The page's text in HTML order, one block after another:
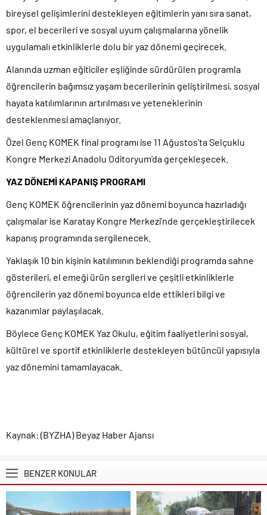
bireysel gelişimlerini destekleyen eğitimlerin yanı sıra sanat,
spor, el becerileri ve sosyal uyum çalışmalarına yönelik
uygulamalı etkinliklerle dolu bir yaz dönemi geçirecek.
Alanında uzman eğiticiler eşliğinde sürdürülen programla
öğrencilerin bağımsız yaşam becerilerinin geliştirilmesi, sosyal
hayata katılımlarının artırılması ve yeteneklerinin
desteklenmesi amaçlanıyor.
Özel Genç KOMEK final programı ise 11 Ağustos’ta Selçuklu
Kongre Merkezi Anadolu Oditoryum’da gerçekleşecek.
YAZ DÖNEMİ KAPANIŞ PROGRAMI
Genç KOMEK öğrencilerinin yaz dönemi boyunca hazırladığı
çalışmalar ise Karatay Kongre Merkezi’nde gerçekleştirilecek
kapanış programında sergilenecek.
Yaklaşık 10 bin kişinin katılımının beklendiği programda sahne
gösterileri, el emeği ürün sergileri ve çeşitli etkinliklerle
öğrencilerin yaz dönemi boyunca elde ettikleri bilgi ve
kazanımlar paylaşılacak.
Böylece Genç KOMEK Yaz Okulu, eğitim faaliyetlerini sosyal,
kültürel ve sportif etkinliklerle destekleyen bütüncül yapısıyla
yaz dönemini tamamlayacak.
Kaynak: (BYZHA) Beyaz Haber Ajansı
BENZER KONULAR